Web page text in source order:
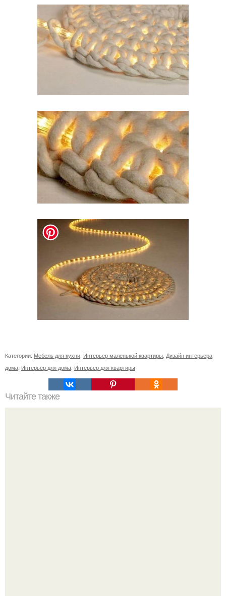
Категории: Мебель для кухни Интерьер маленькой квартиры Дизайн интерьера
дома Интерьер для дома Интерьер для квартиры
Читайте также